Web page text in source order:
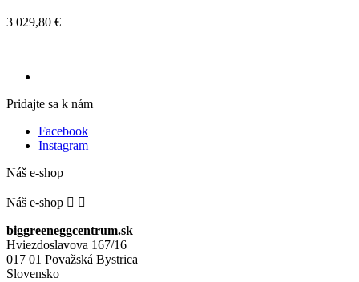
3 029,80 €
Pridajte sa k nám
Facebook
Instagram
Náš e-shop
Náš e-shop  
biggreeneggcentrum.sk
Hviezdoslavova 167/16
017 01 Považská Bystrica
Slovensko